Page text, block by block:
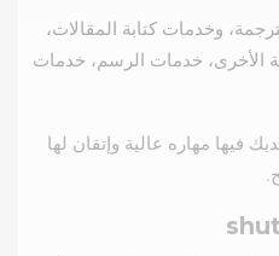
وخدمات كتابة المقالات،
الأخرى، خدمات الرسم، خدمات
مهاره عالية وإتقان لها